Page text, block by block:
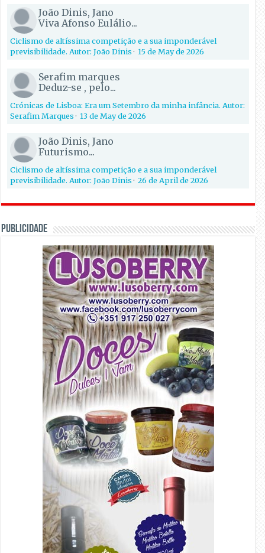
João Dinis, Jano
Viva Afonso Eulálio...
Ciclismo de altíssima competição e a sua imponderável
previsibilidade. Autor: João Dinis·15 de May de 2026
Serafim marques
Deduz-se , pelo...
Crónicas de Lisboa: Era um Setembro da minha infância. Autor:
Serafim Marques·13 de May de 2026
João Dinis, Jano
Futurismo...
Ciclismo de altíssima competição e a sua imponderável
previsibilidade. Autor: João Dinis·26 de April de 2026
PUBLICIDADE